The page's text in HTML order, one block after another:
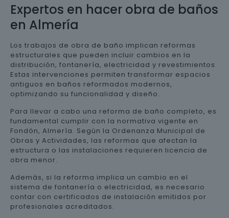
Expertos en hacer obra de baños
en Almería
Los trabajos de obra de baño implican reformas
estructurales que pueden incluir cambios en la
distribución, fontanería, electricidad y revestimientos.
Estas intervenciones permiten transformar espacios
antiguos en baños reformados modernos,
optimizando su funcionalidad y diseño.
Para llevar a cabo una reforma de baño completo, es
fundamental cumplir con la normativa vigente en
Fondón, Almería. Según la Ordenanza Municipal de
Obras y Actividades, las reformas que afectan la
estructura o las instalaciones requieren licencia de
obra menor.
Además, si la reforma implica un cambio en el
sistema de fontanería o electricidad, es necesario
contar con certificados de instalación emitidos por
profesionales acreditados.